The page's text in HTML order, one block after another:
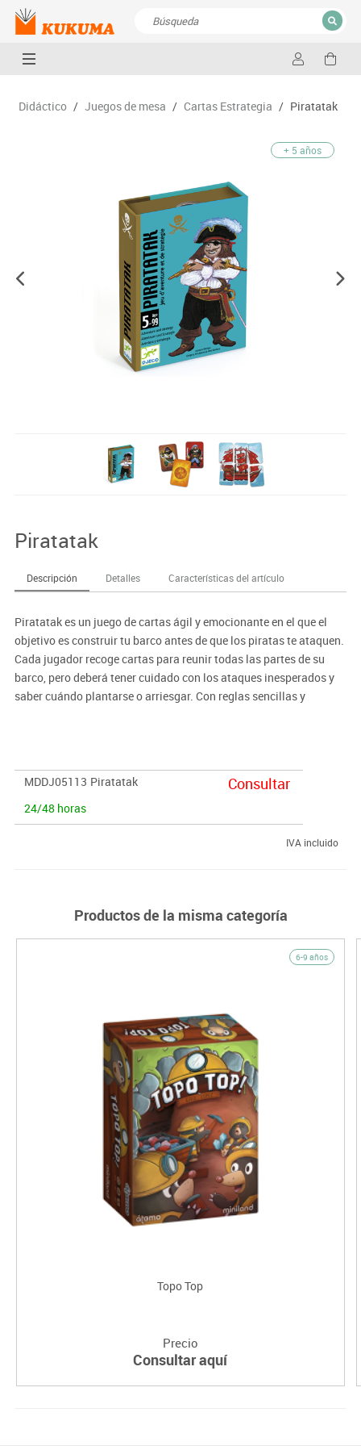
CERRAR
Didáctico / Juegos de mesa / Cartas Estrategia / Piratatak
+ 5 años
Piratatak
Descripción Detalles Características del artículo
Piratatak es un juego de cartas ágil y emocionante en el que el
objetivo es construir tu barco antes de que los piratas te ataquen.
Cada jugador recoge cartas para reunir todas las partes de su
barco, pero deberá tener cuidado con los ataques inesperados y
saber cuándo plantarse o arriesgar. Con reglas sencillas y
· Jugadores:2-4 jugadores
· Tiempo de partida:15 minutos.
MDDJ05113 Piratatak
24/48 horas
Consultar
IVA incluido
Productos de la misma categoría
6-9 años
Topo Top
Precio
Consultar aquí